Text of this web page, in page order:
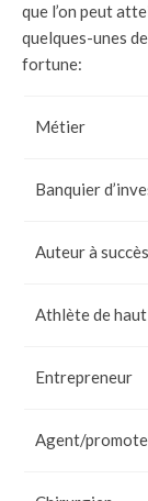
que l’on peut
quelques-unes
fortune:
Métier
Banquier
Auteur à succès
Athlète de
Entrepreneur
Agent/